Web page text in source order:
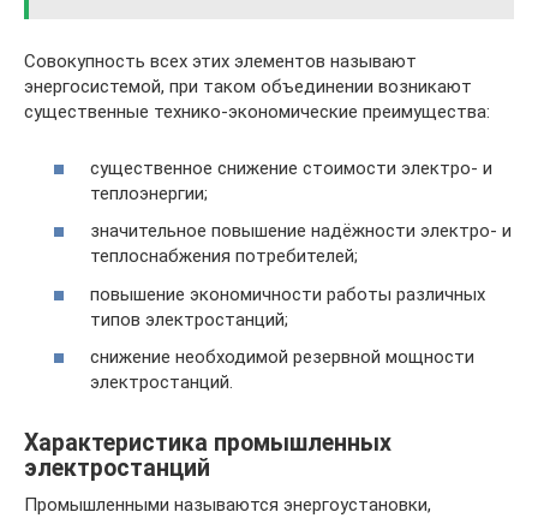
Совокупность всех этих элементов называют
энергосистемой, при таком объединении возникают
существенные технико-экономические преимущества:
существенное снижение стоимости электро- и
теплоэнергии;
значительное повышение надёжности электро- и
теплоснабжения потребителей;
повышение экономичности работы различных
типов электростанций;
снижение необходимой резервной мощности
электростанций.
Характеристика промышленных
электростанций
Промышленными называются энергоустановки,